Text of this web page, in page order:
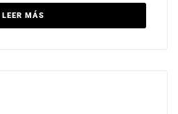
LEER MÁS